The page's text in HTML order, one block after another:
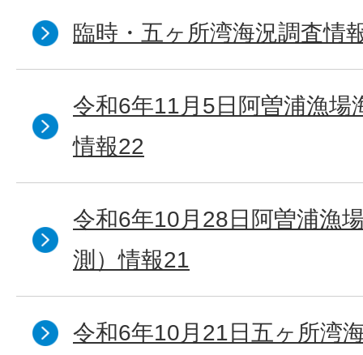
臨時・五ヶ所湾海況調査情
令和6年11月5日阿曽浦漁場
情報22
令和6年10月28日阿曽浦漁
測）情報21
令和6年10月21日五ヶ所湾